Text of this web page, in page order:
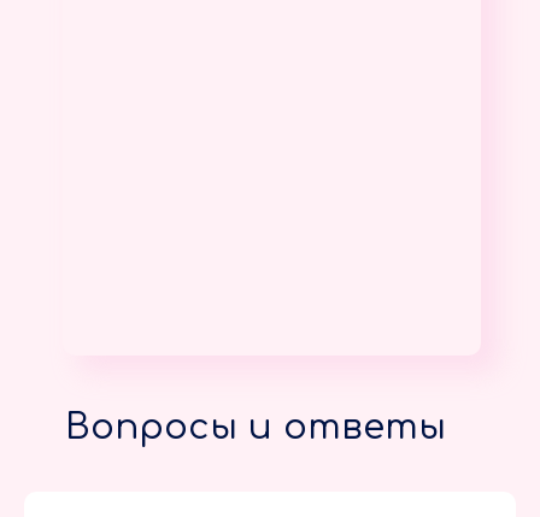
Вопросы и ответы